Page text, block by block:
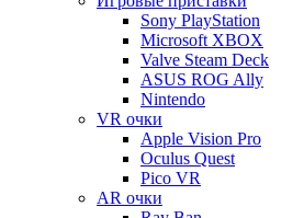
Sony PlayStation
Microsoft XBOX
Valve Steam Deck
ASUS ROG Ally
Nintendo
VR очки
Apple Vision Pro
Oculus Quest
Pico VR
AR очки